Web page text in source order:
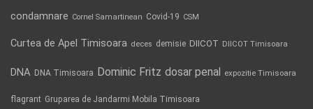
condamnare Cornel Samartinean Covid-19 CSM
Curtea de Apel Timisoara deces demisie DIICOT DIICOT Timisoara
DNA DNA Timisoara Dominic Fritz dosar penal expozitie Timisoara
flagrant Gruparea de Jandarmi Mobila Timisoara